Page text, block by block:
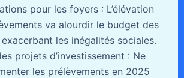
pour les foyers : L’élévation
va alourdir le budget des
les inégalités sociales.
projets d’investissement : Ne
les prélèvements en 2025